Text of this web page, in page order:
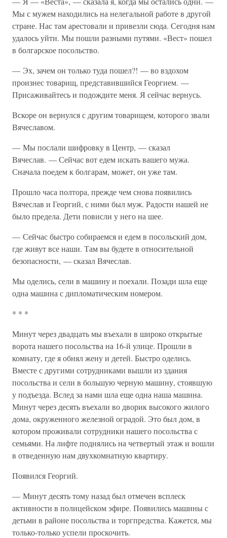
Мы с мужем находились на нелегальной работе в другой
стране. Нас там арестовали и привезли сюда. Сегодня нам
удалось уйти. Мы пошли разными путями. «Вест» пошел
в болгарское посольство.
— Эх, зачем он только туда пошел?! — во вздохом
произнес товарищ, представившийся Георгием. —
Присаживайтесь и подождите меня. Я сейчас вернусь.
Вскоре он вернулся с другим товарищем, которого звали
Вячеславом.
— Мы послали шифровку в Центр, — сказал
Вячеслав. — Сейчас вот едем искать вашего мужа.
Сначала поедем к болгарам, может, он уже там.
Прошло часа полтора, прежде чем снова появились
Вячеслав и Георгий, с ними был муж. Радости нашей не
было предела. Дети повисли у него на шее.
— Сейчас быстро собираемся и едем в посольский дом,
где живут все наши. Там вы будете в относительной
безопасности, — сказал Вячеслав.
Мы оделись, сели в машину и поехали. Позади шла еще
одна машина с дипломатическим номером.
* * *
Минут через двадцать мы въехали в широко открытые
ворота нашего посольства на 16-й улице. Прошли в
комнату, где я обнял жену и детей. Быстро оделись.
Вместе с другими сотрудниками вышли из здания
посольства и сели в большую черную машину, стоявшую
у подъезда. Вслед за нами шла еще одна наша машина.
Минут через десять въехали во дворик высокого жилого
дома, окруженного железной оградой. Это был дом, в
котором проживали сотрудники нашего посольства с
семьями. На лифте поднялись на четвертый этаж и вошли
в отведенную нам двухкомнатную квартиру.
Появился Георгий.
— Минут десять тому назад был отмечен всплеск
активности в полицейском эфире. Появились машины с
детьми в районе посольства и торгпредства. Кажется, мы
только-только успели проскочить.